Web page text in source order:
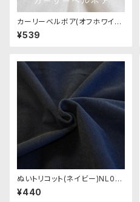
カーリーベルボア(オフホワイト)
CB003 ぬいぐるみ用短毛カー
ルボア生地 20cm
¥539
ぬいトリコット(ネイビー)NL00
8 ぬいぐるみ用薄手パイル生地
20cm
¥440